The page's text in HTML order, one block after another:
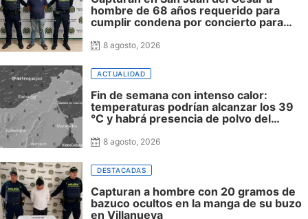
hombre de 68 años requerido para
cumplir condena por concierto para
8 agosto, 2026
ACTUALIDAD
Fin de semana con intenso calor:
temperaturas podrían alcanzar los 39
°C y habrá presencia de polvo del
8 agosto, 2026
DESTACADAS
Capturan a hombre con 20 gramos de
bazuco ocultos en la manga de su buzo
en Villanueva